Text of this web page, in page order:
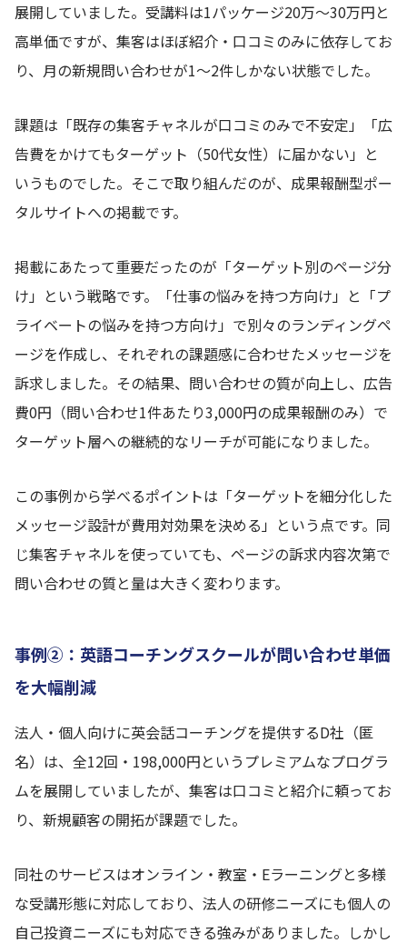
展開していました。受講料は1パッケージ20万〜30万円と
高単価ですが、集客はほぼ紹介・口コミのみに依存してお
り、月の新規問い合わせが1〜2件しかない状態でした。
課題は「既存の集客チャネルが口コミのみで不安定」「広
告費をかけてもターゲット（50代女性）に届かない」と
いうものでした。そこで取り組んだのが、成果報酬型ポー
タルサイトへの掲載です。
掲載にあたって重要だったのが「ターゲット別のページ分
け」という戦略です。「仕事の悩みを持つ方向け」と「プ
ライベートの悩みを持つ方向け」で別々のランディングペ
ージを作成し、それぞれの課題感に合わせたメッセージを
訴求しました。その結果、問い合わせの質が向上し、広告
費0円（問い合わせ1件あたり3,000円の成果報酬のみ）で
ターゲット層への継続的なリーチが可能になりました。
この事例から学べるポイントは「ターゲットを細分化した
メッセージ設計が費用対効果を決める」という点です。同
じ集客チャネルを使っていても、ページの訴求内容次第で
問い合わせの質と量は大きく変わります。
事例②：英語コーチングスクールが問い合わせ単価
を大幅削減
法人・個人向けに英会話コーチングを提供するD社（匿
名）は、全12回・198,000円というプレミアムなプログラ
ムを展開していましたが、集客は口コミと紹介に頼ってお
り、新規顧客の開拓が課題でした。
同社のサービスはオンライン・教室・Eラーニングと多様
な受講形態に対応しており、法人の研修ニーズにも個人の
自己投資ニーズにも対応できる強みがありました。しかし